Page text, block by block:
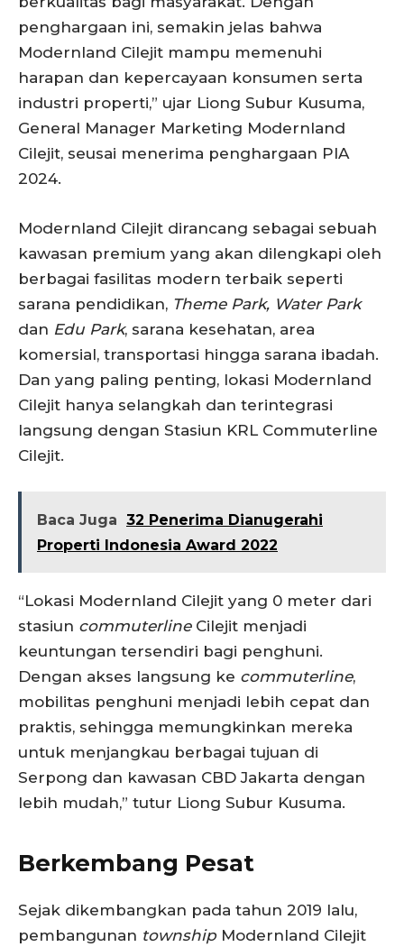
penghargaan ini, semakin jelas bahwa
Modernland Cilejit mampu memenuhi
harapan dan kepercayaan konsumen serta
industri properti,” ujar Liong Subur Kusuma,
General Manager Marketing Modernland
Cilejit, seusai menerima penghargaan PIA
2024.
Modernland Cilejit dirancang sebagai sebuah
kawasan premium yang akan dilengkapi oleh
berbagai fasilitas modern terbaik seperti
sarana pendidikan, Theme Park, Water Park
dan Edu Park, sarana kesehatan, area
komersial, transportasi hingga sarana ibadah.
Dan yang paling penting, lokasi Modernland
Cilejit hanya selangkah dan terintegrasi
langsung dengan Stasiun KRL Commuterline
Cilejit.
Baca Juga 32 Penerima Dianugerahi
Properti Indonesia Award 2022
“Lokasi Modernland Cilejit yang 0 meter dari
stasiun commuterlineCilejit menjadi
keuntungan tersendiri bagi penghuni.
Dengan akses langsung ke commuterline,
mobilitas penghuni menjadi lebih cepat dan
praktis, sehingga memungkinkan mereka
untuk menjangkau berbagai tujuan di
Serpong dan kawasan CBD Jakarta dengan
lebih mudah,” tutur Liong Subur Kusuma.
Berkembang Pesat
Sejak dikembangkan pada tahun 2019 lalu,
pembangunan townshipModernland Cilejit